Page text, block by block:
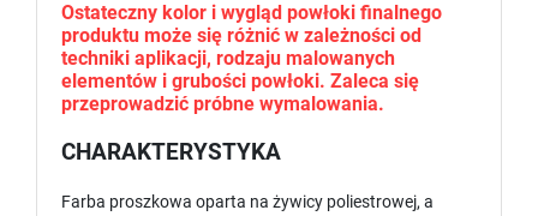
Ostateczny kolor i wygląd powłoki finalnego
produktu może się różnić w zależności od
techniki aplikacji, rodzaju malowanych
elementów i grubości powłoki. Zaleca się
przeprowadzić próbne wymalowania.
CHARAKTERYSTYKA
Farba proszkowa oparta na żywicy poliestrowej, a